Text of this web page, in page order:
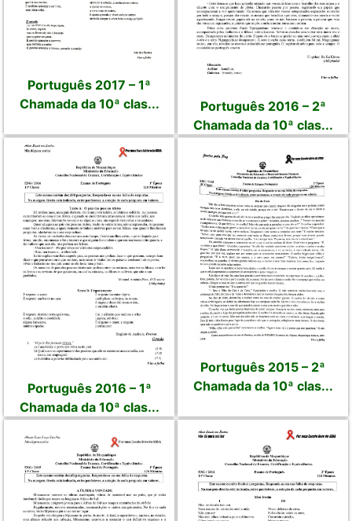
Português 2017 – 1ª
Chamada da 10ª clas...
Português 2016 – 2ª
Chamada da 10ª clas...
Português 2016 – 1ª
Chamada da 10ª clas...
Português 2015 – 2ª
Chamada da 10ª clas...